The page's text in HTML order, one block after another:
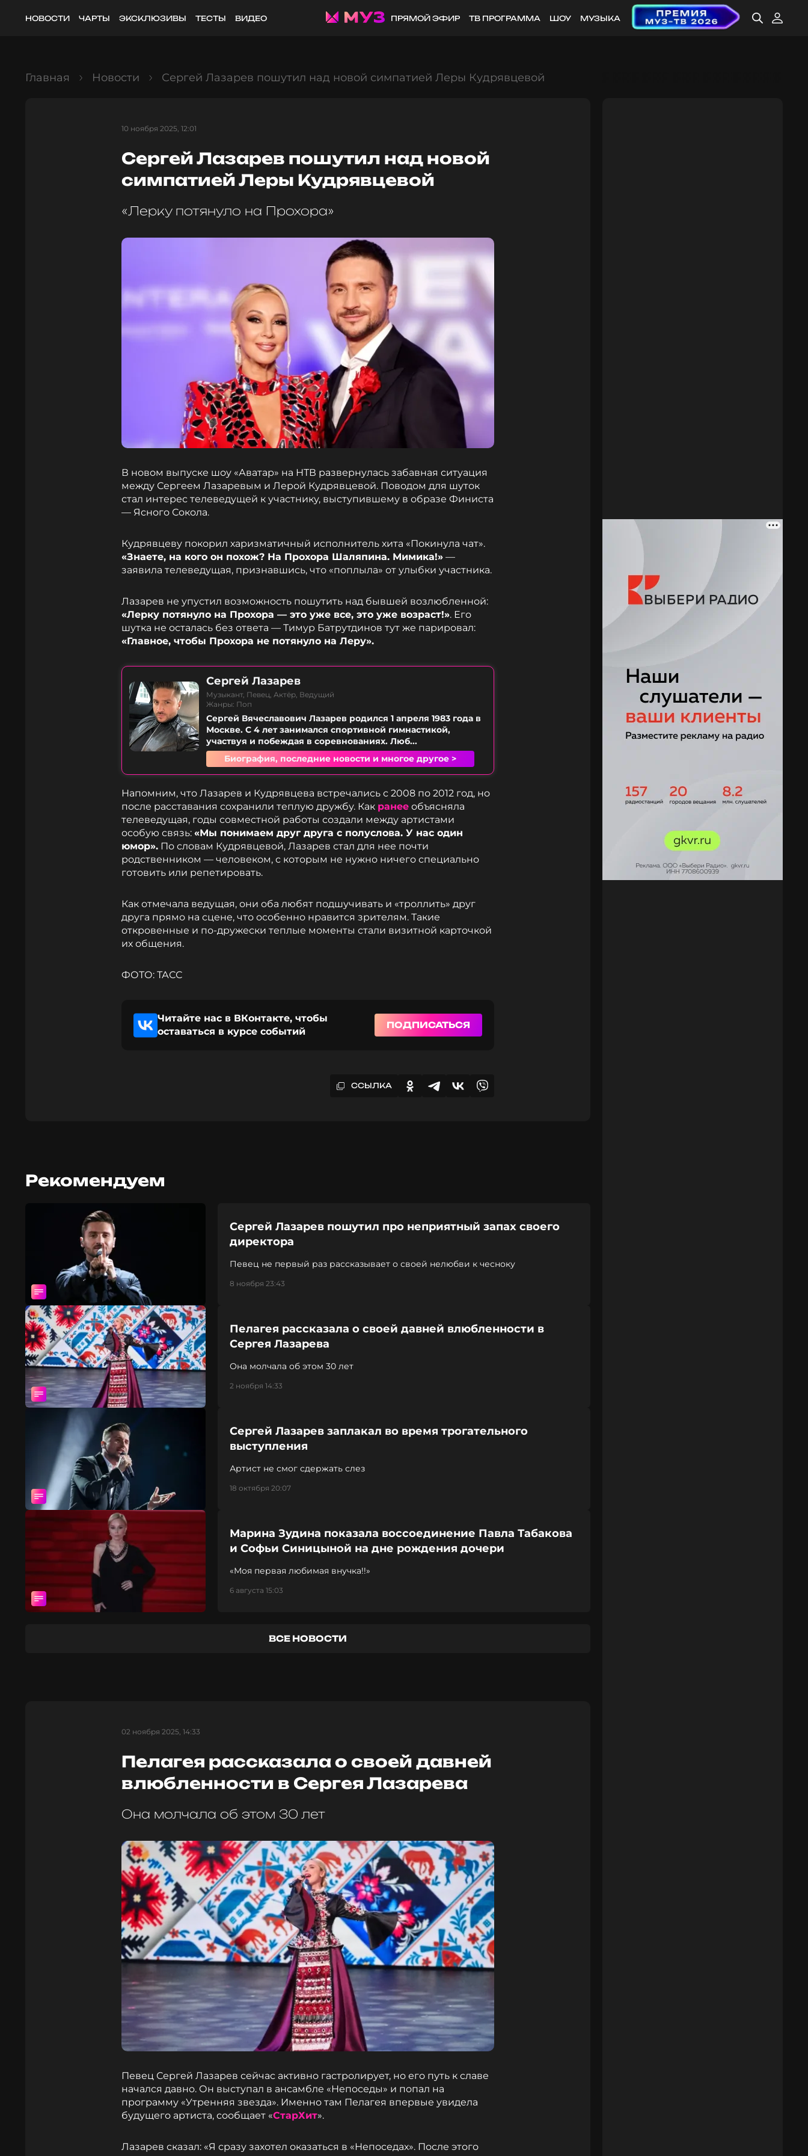
НОВОСТИ ЧАРТЫ ЭКСКЛЮЗИВЫ ТЕСТЫ ВИДЕО ПРЯМОЙ ЭФИР ТВ ПРОГРАММА ШОУ МУЗЫКА
Главная Новости Сергей Лазарев пошутил над новой симпатией Леры Кудрявцевой
10 ноября 2025, 12:01
Сергей Лазарев пошутил над новой
симпатией Леры Кудрявцевой
«Лерку потянуло на Прохора»
В новом выпуске шоу «Аватар» на НТВ развернулась забавная ситуация
между Сергеем Лазаревым и Лерой Кудрявцевой. Поводом для шуток
стал интерес телеведущей к участнику, выступившему в образе Финиста
— Ясного Сокола.
Кудрявцеву покорил харизматичный исполнитель хита «Покинула чат».
«Знаете, на кого он похож? На Прохора Шаляпина. Мимика!» —
заявила телеведущая, признавшись, что «поплыла» от улыбки участника.
Лазарев не упустил возможность пошутить над бывшей возлюбленной:
«Лерку потянуло на Прохора — это уже все, это уже возраст!». Его
шутка не осталась без ответа — Тимур Батрутдинов тут же парировал:
«Главное, чтобы Прохора не потянуло на Леру».
Сергей Лазарев
Музыкант, Певец, Актёр, Ведущий
Жанры: Поп
Сергей Вячеславович Лазарев родился 1 апреля 1983 года в
Москве. С 4 лет занимался спортивной гимнастикой,
участвуя и побеждая в соревнованиях. Люб...
Биография, последние новости и многое другое >
Напомним, что Лазарев и Кудрявцева встречались с 2008 по 2012 год, но
после расставания сохранили теплую дружбу. Как ранее объясняла
телеведущая, годы совместной работы создали между артистами
особую связь: «Мы понимаем друг друга с полуслова. У нас один
юмор». По словам Кудрявцевой, Лазарев стал для нее почти
родственником — человеком, с которым не нужно ничего специально
готовить или репетировать.
Как отмечала ведущая, они оба любят подшучивать и «троллить» друг
друга прямо на сцене, что особенно нравится зрителям. Такие
откровенные и по-дружески теплые моменты стали визитной карточкой
их общения.
ФОТО: ТАСС
Читайте нас в ВКонтакте, чтобы
оставаться в курсе событий
ПОДПИСАТЬСЯ
ССЫЛКА
Рекомендуем
Сергей Лазарев пошутил про неприятный запах своего
директора
Певец не первый раз рассказывает о своей нелюбви к чесноку
8 ноября 23:43
Пелагея рассказала о своей давней влюбленности в
Сергея Лазарева
Она молчала об этом 30 лет
2 ноября 14:33
Сергей Лазарев заплакал во время трогательного
выступления
Артист не смог сдержать слез
18 октября 20:07
Марина Зудина показала воссоединение Павла Табакова
и Софьи Синицыной на дне рождения дочери
«Моя первая любимая внучка!!»
6 августа 15:03
ВСЕ НОВОСТИ
02 ноября 2025, 14:33
Пелагея рассказала о своей давней
влюбленности в Сергея Лазарева
Она молчала об этом 30 лет
Певец Сергей Лазарев сейчас активно гастролирует, но его путь к славе
начался давно. Он выступал в ансамбле «Непоседы» и попал на
программу «Утренняя звезда». Именно там Пелагея впервые увидела
будущего артиста, сообщает «СтарХит».
Лазарев сказал: «Я сразу захотел оказаться в «Непоседах». После этого